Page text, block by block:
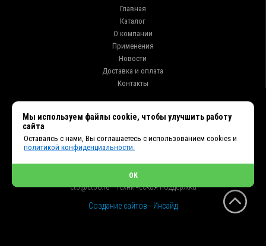
Главная
Каталог
О компании
Применения
Новости
Доставка и оплата
Контакты
+7 (914) 010-76-83, 8 (3952) 93-27-93 - Отдел продаж
+7 (950) 075-85-99 - Техническая поддержка
et2@et38.ru - Отдел продаж
et3@et38.ru - Техническая поддержка
Создание сайтов - Инсайд
Мы используем файлы cookie, чтобы улучшить работу
сайта
Оставаясь с нами, Вы соглашаетесь с использованием cookies и
политикой конфиденциальности.
OK